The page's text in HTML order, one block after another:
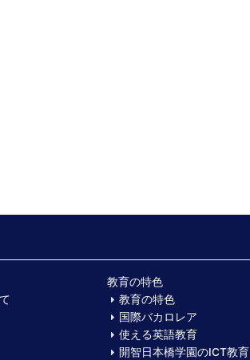
教育の特色
教育の特色
国際バカロレア
使える英語教育
開智日本橋学園のICT教育